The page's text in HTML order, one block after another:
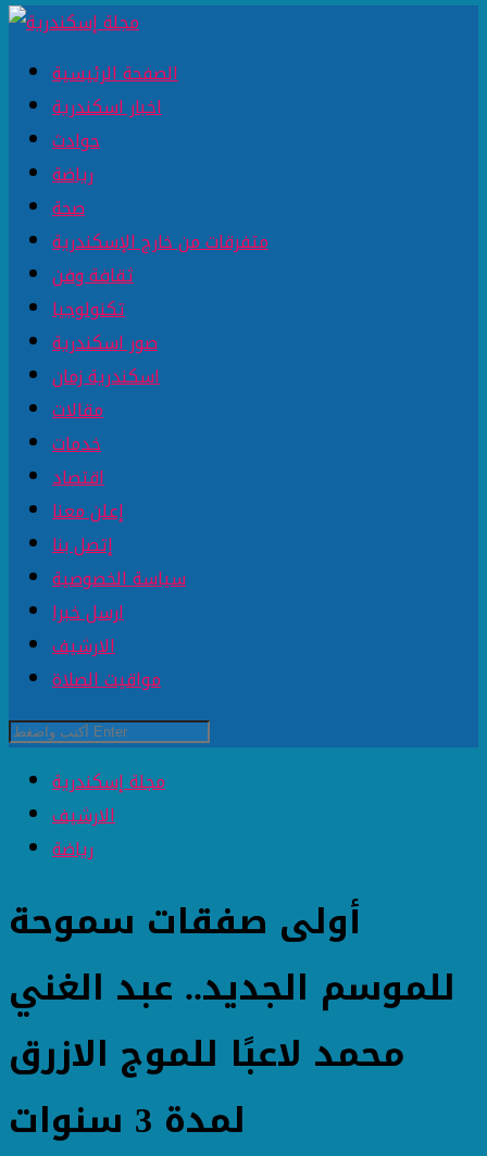
الصفحة الرئيسية
اخبار اسكندرية
حوادث
رياضة
صحة
متفرقات من خارج الإسكندرية
ثقافة وفن
تكنولوجيا
صور اسكندرية
اسكندرية زمان
مقالات
خدمات
اقتصاد
إعلن معنا
إتصل بنا
سياسة الخصوصية
ارسل خبرا
الارشيف
مواقيت الصلاة
مجلة إسكندرية
الارشيف
رياضة
أولى صفقات سموحة
للموسم الجديد.. عبد الغني
محمد لاعبًا للموج الازرق
لمدة 3 سنوات